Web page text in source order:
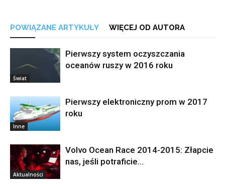
POWIĄZANE ARTYKUŁY WIĘCEJ OD AUTORA
Świat
Pierwszy system oczyszczania
oceanów ruszy w 2016 roku
Inne
Pierwszy elektroniczny prom w 2017
roku
Aktualności
Volvo Ocean Race 2014-2015: Złapcie
nas, jeśli potraficie…